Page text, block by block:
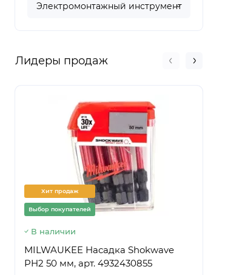
Электромонтажный инструмент
Лидеры продаж
Хит продаж
Выбор покупателей
В наличии
MILWAUKEE Насадка Shokwave
PH2 50 мм, арт. 4932430855